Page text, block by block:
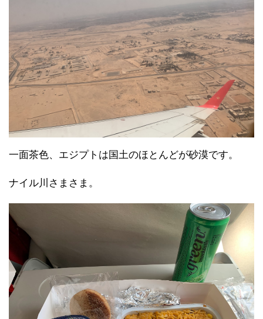
一面茶色、エジプトは国土のほとんどが砂漠です。
ナイル川さまさま。